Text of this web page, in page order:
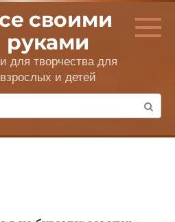
своими
руками
для творчества для
взрослых и детей